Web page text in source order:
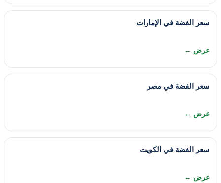
سعر الفضة في الإمارات
عرض ←
سعر الفضة في مصر
عرض ←
سعر الفضة في الكويت
عرض ←